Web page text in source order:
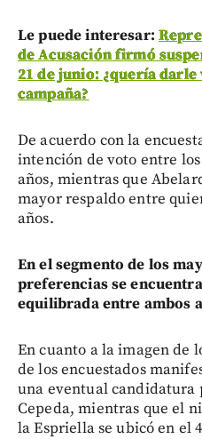
Le puede interesar:
de Acusación firmó
21 de junio: ¿quería
campaña?
De acuerdo con la
intención de voto entre
años, mientras que
mayor respaldo entre
años.
En el segmento de los
preferencias se
equilibrada entre ambos
En cuanto a la imagen de
de los encuestados
una eventual candidatura
Cepeda, mientras que el
la Espriella se ubicó en el